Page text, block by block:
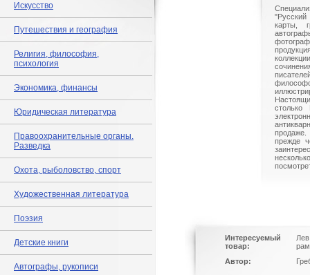
Искусство
Путешествия и география
Религия, философия,
психология
Экономика, финансы
Юридическая литература
Правоохранительные органы.
Разведка
Охота, рыболовство, спорт
Художественная литература
Поэзия
Детские книги
Автографы, рукописи
"Русский
карты,
столько
прежде
Интересуемый
товар:
Автор: